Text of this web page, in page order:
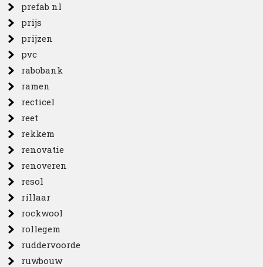
prefab nl
prijs
prijzen
pvc
rabobank
ramen
recticel
reet
rekkem
renovatie
renoveren
resol
rillaar
rockwool
rollegem
ruddervoorde
ruwbouw